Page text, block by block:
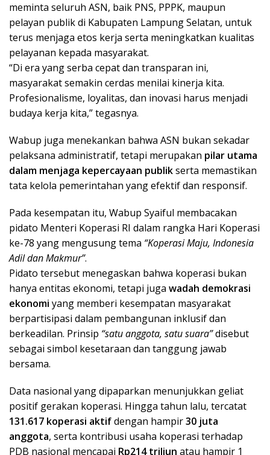
meminta seluruh ASN, baik PNS, PPPK, maupun
pelayan publik di Kabupaten Lampung Selatan, untuk
terus menjaga etos kerja serta meningkatkan kualitas
pelayanan kepada masyarakat.
“Di era yang serba cepat dan transparan ini,
masyarakat semakin cerdas menilai kinerja kita.
Profesionalisme, loyalitas, dan inovasi harus menjadi
budaya kerja kita,” tegasnya.
Wabup juga menekankan bahwa ASN bukan sekadar
pelaksana administratif, tetapi merupakan pilar utama
dalam menjaga kepercayaan publikserta memastikan
tata kelola pemerintahan yang efektif dan responsif.
Pada kesempatan itu, Wabup Syaiful membacakan
pidato Menteri Koperasi RI dalam rangka Hari Koperasi
ke-78 yang mengusung tema “Koperasi Maju, Indonesia
Adil dan Makmur”.
Pidato tersebut menegaskan bahwa koperasi bukan
hanya entitas ekonomi, tetapi juga wadah demokrasi
ekonomi yang memberi kesempatan masyarakat
berpartisipasi dalam pembangunan inklusif dan
berkeadilan. Prinsip “satu anggota, satu suara”disebut
sebagai simbol kesetaraan dan tanggung jawab
bersama.
Data nasional yang dipaparkan menunjukkan geliat
positif gerakan koperasi. Hingga tahun lalu, tercatat
131.617 koperasi aktifdengan hampir30 juta
anggota, serta kontribusi usaha koperasi terhadap
PDB nasional mencapai Rp214 triliun atau hampir 1